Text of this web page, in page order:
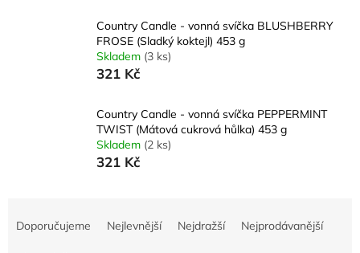
Country Candle - vonná svíčka BLUSHBERRY
FROSE (Sladký koktejl) 453 g
Skladem (3 ks)
321 Kč
Country Candle - vonná svíčka PEPPERMINT
TWIST (Mátová cukrová hůlka) 453 g
Skladem (2 ks)
321 Kč
Doporučujeme Nejlevnější Nejdražší Nejprodávanější